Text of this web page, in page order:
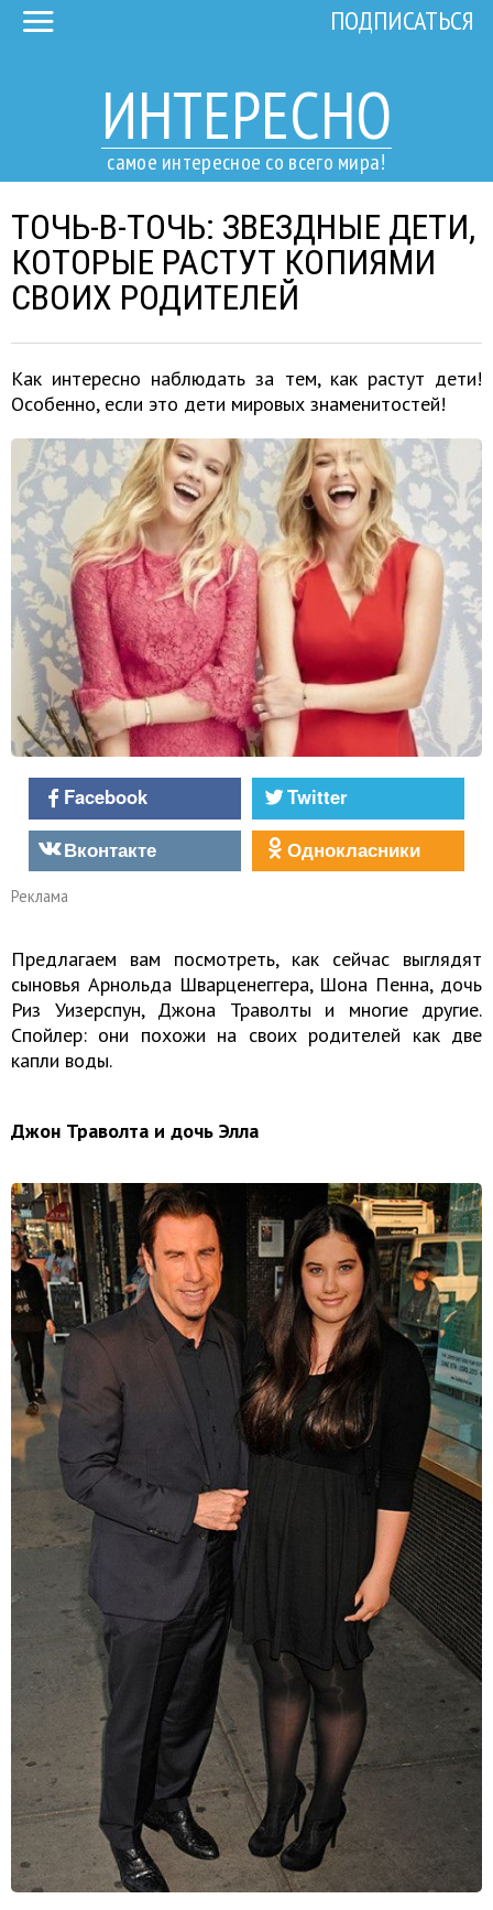
ИНТЕРЕСНО
самое интересное со всего мира!
ПОДПИСАТЬСЯ
ТОЧЬ-В-ТОЧЬ: ЗВЕЗДНЫЕ ДЕТИ,
КОТОРЫЕ РАСТУТ КОПИЯМИ
СВОИХ РОДИТЕЛЕЙ
Как интересно наблюдать за тем, как растут дети!
Особенно, если это дети мировых знаменитостей!
Facebook
Twitter
Вконтакте
Однокласники
Реклама
Предлагаем вам посмотреть, как сейчас выглядят
сыновья Арнольда Шварценеггера, Шона Пенна, дочь
Риз Уизерспун, Джона Траволты и многие другие.
Спойлер: они похожи на своих родителей как две
капли воды.
Джон Траволта и дочь Элла